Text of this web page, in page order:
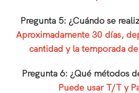
Pregunta 5: ¿Cuándo se
Aproximadamente 30 días,
cantidad y la temporada
Pregunta 6: ¿Qué métodos
Puede usar T/T y